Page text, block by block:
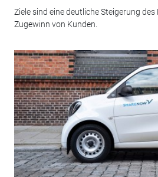
Ziele sind eine deutliche Steigerung
Zugewinn von Kunden.